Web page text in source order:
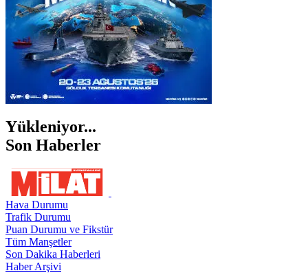
Yükleniyor...
Son Haberler
Hava Durumu
Trafik Durumu
Puan Durumu ve Fikstür
Tüm Manşetler
Son Dakika Haberleri
Haber Arşivi